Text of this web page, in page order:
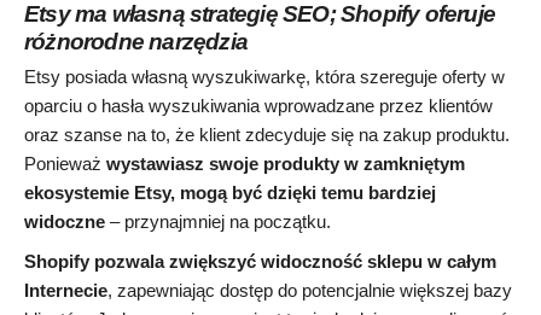
Etsy ma własną strategię SEO; Shopify oferuje
różnorodne narzędzia
Etsy posiada własną wyszukiwarkę, która szereguje oferty w
oparciu o hasła wyszukiwania wprowadzane przez klientów
oraz szanse na to, że klient zdecyduje się na zakup produktu.
Ponieważ wystawiasz swoje produkty w zamkniętym
ekosystemie Etsy, mogą być dzięki temu bardziej
widoczne – przynajmniej na początku.
Shopify pozwala zwiększyć widoczność sklepu w całym
Internecie, zapewniając dostęp do potencjalnie większej bazy